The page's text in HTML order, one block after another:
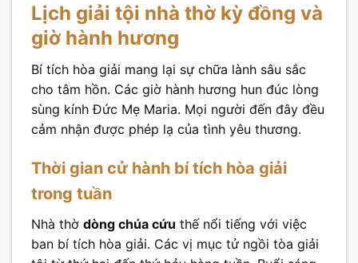
Lịch giải tội nhà thờ kỳ đồng và
giờ hành hương
Bí tích hòa giải mang lại sự chữa lành sâu sắc
cho tâm hồn. Các giờ hành hương hun đúc lòng
sùng kính Đức Mẹ Maria. Mọi người đến đây đều
cảm nhận được phép lạ của tình yêu thương.
Thời gian cử hành bí tích hòa giải
trong tuần
Nhà thờ dòng chúa cứu thế nổi tiếng với việc
ban bí tích hòa giải. Các vị mục tử ngồi tòa giải